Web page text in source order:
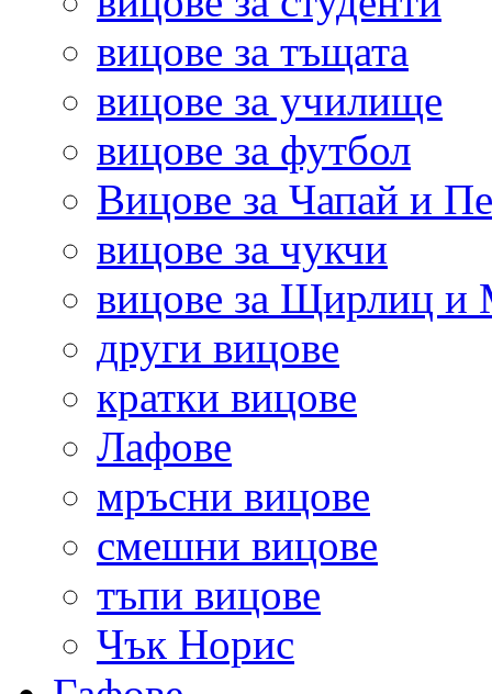
вицове за тъщата
вицове за училище
вицове за футбол
Вицове за Чапай и
вицове за чукчи
вицове за Щирлиц
други вицове
кратки вицове
Лафове
мръсни вицове
смешни вицове
тъпи вицове
Чък Норис